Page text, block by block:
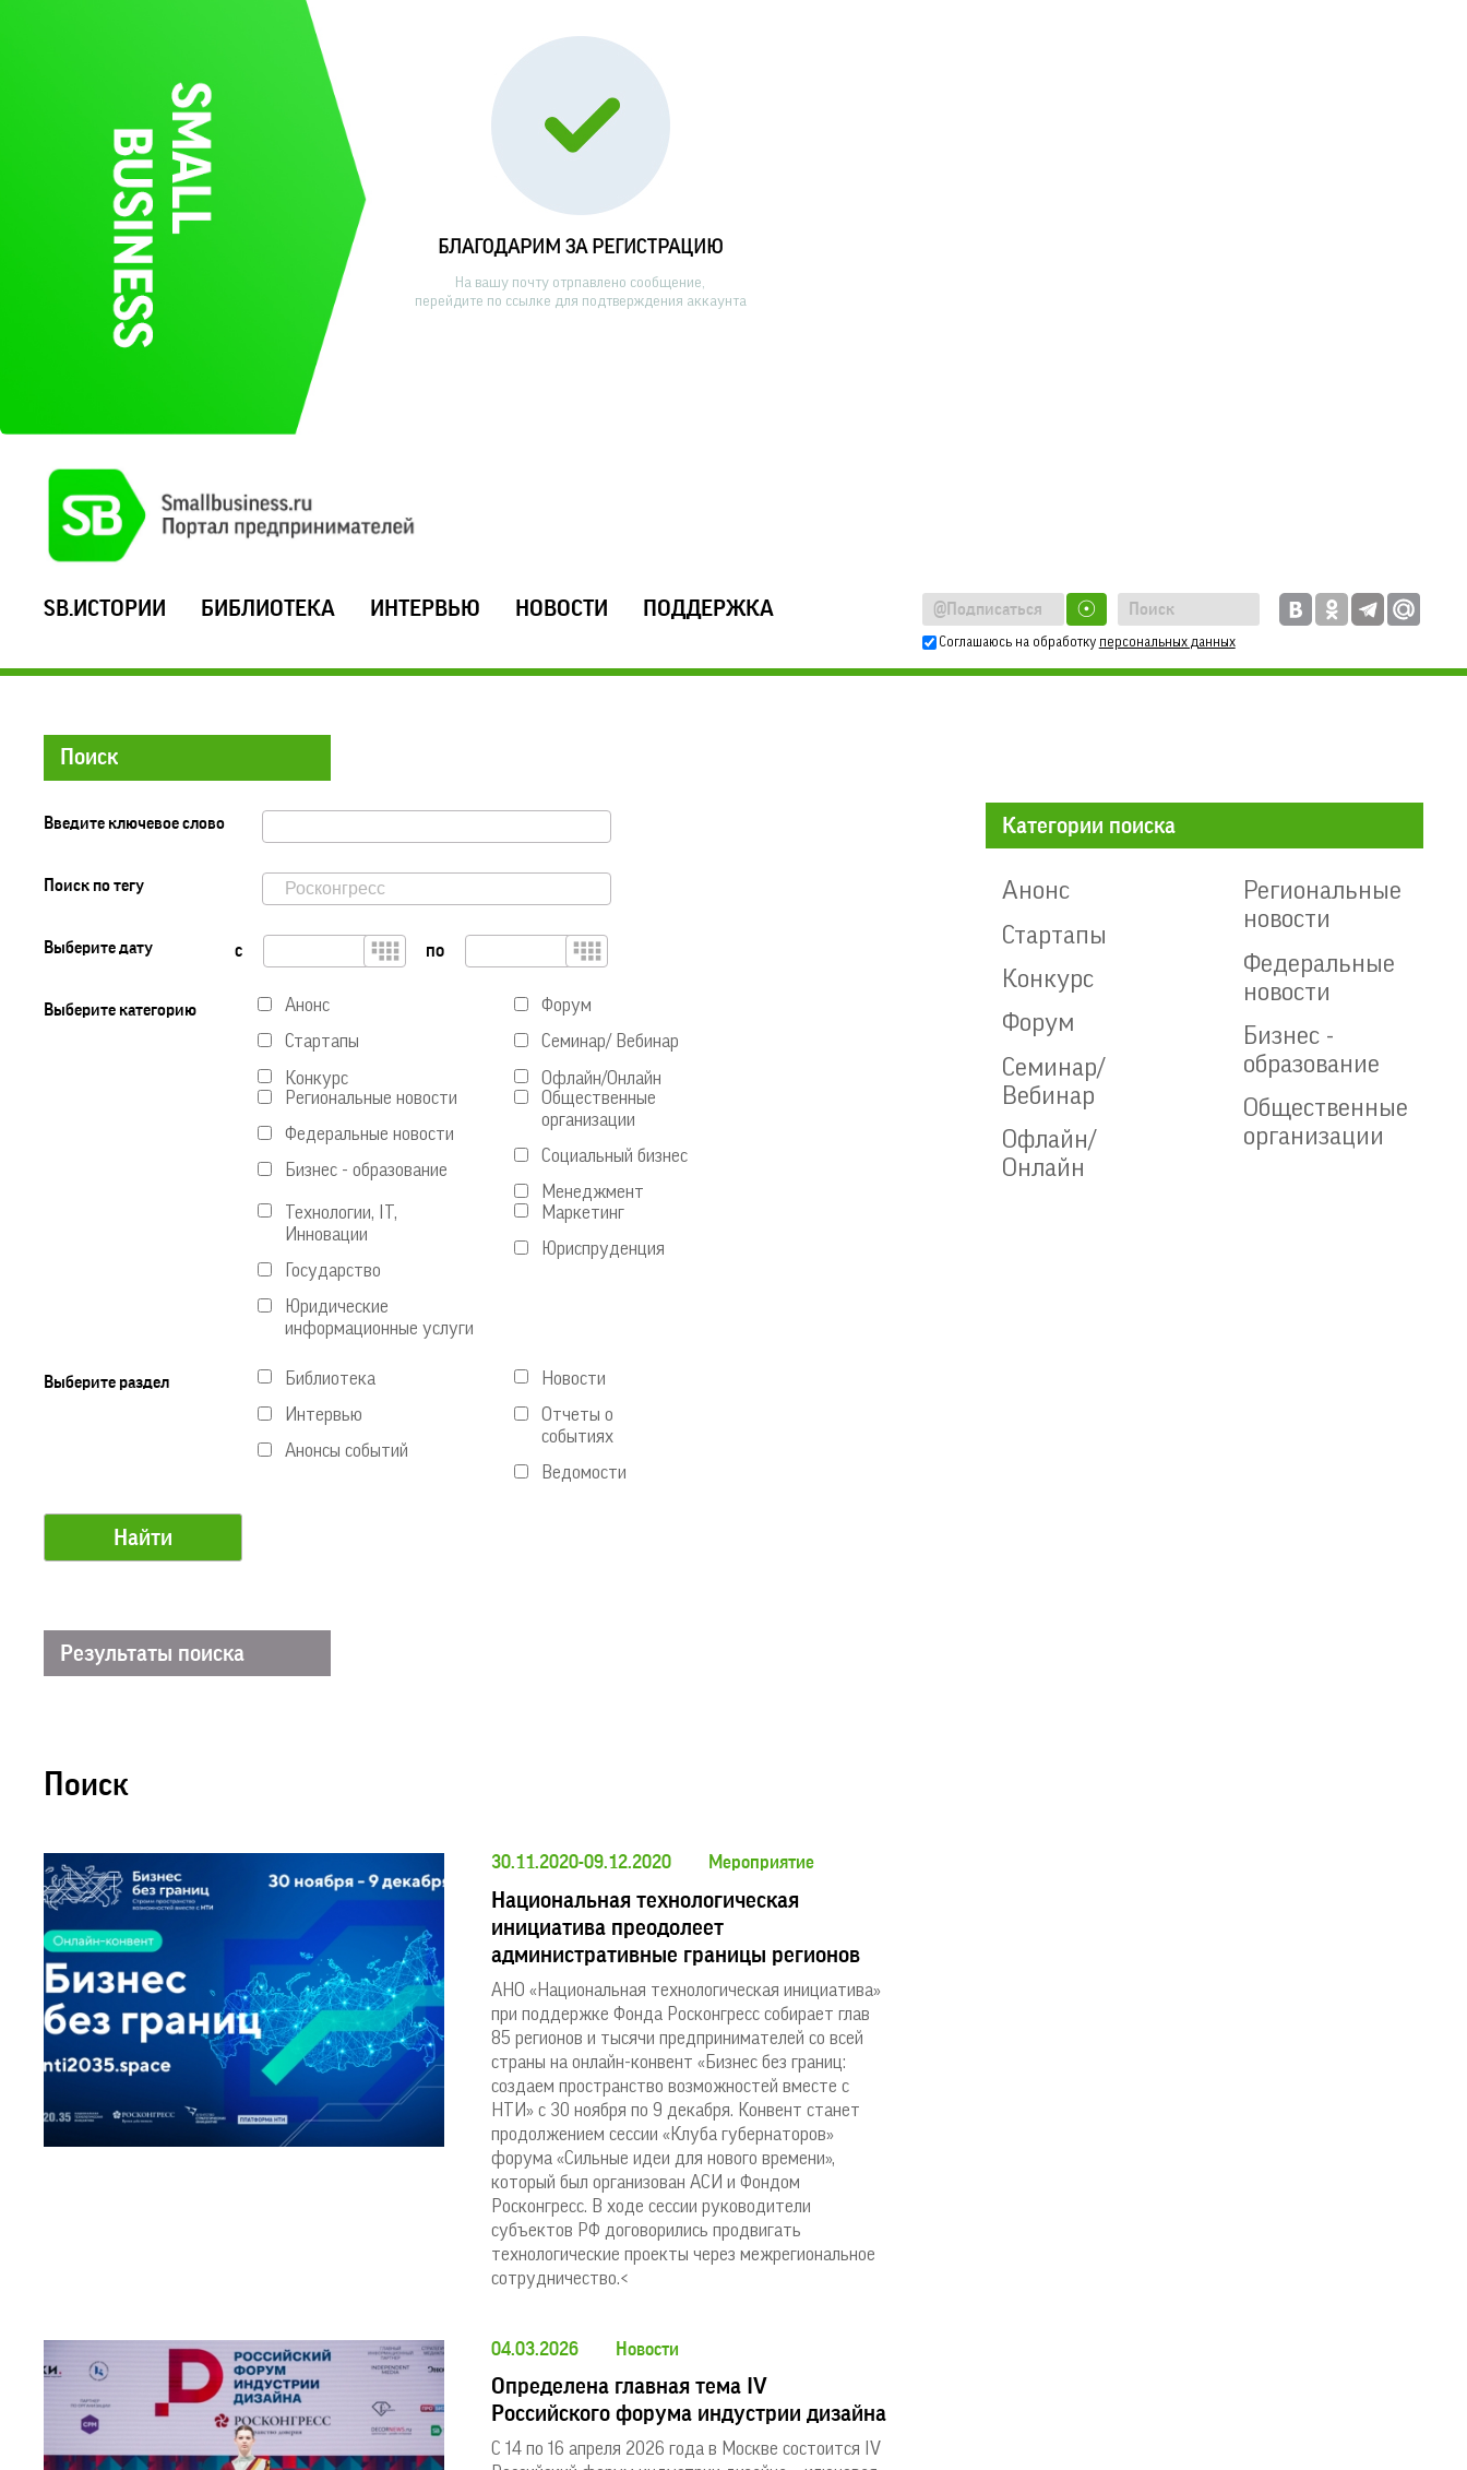
БЛАГОДАРИМ ЗА РЕГИСТРАЦИЮ
На вашу почту отрпавлено сообщение,
перейдите по ссылке для подтверждения аккаунта
SB.ИСТОРИИ БИБЛИОТЕКА ИНТЕРВЬЮ НОВОСТИ ПОДДЕРЖКА ☉
Соглашаюсь на обработку персональных данных
Поиск
Введите ключевое слово
Поиск по тегу
Выберите дату с по
Выберите категорию
Анонс
Стартапы
Конкурс
Форум
Семинар/ Вебинар
Офлайн/Онлайн
Региональные новости
Федеральные новости
Бизнес - образование
Общественные
организации
Социальный бизнес
Менеджмент
Технологии, IT,
Инновации
Государство
Юридические
информационные услуги
Маркетинг
Юриспруденция
Выберите раздел
Библиотека
Интервью
Анонсы событий
Новости
Отчеты о
событиях
Ведомости
Результаты поиска
Поиск
30.11.2020-09.12.2020 Мероприятие
Национальная технологическая
инициатива преодолеет
административные границы регионов
АНО «Национальная технологическая инициатива»
при поддержке Фонда Росконгресс собирает глав
85 регионов и тысячи предпринимателей со всей
страны на онлайн-конвент «Бизнес без границ:
создаем пространство возможностей вместе с
НТИ» с 30 ноября по 9 декабря. Конвент станет
продолжением сессии «Клуба губернаторов»
форума «Сильные идеи для нового времени»,
который был организован АСИ и Фондом
Росконгресс. В ходе сессии руководители
субъектов РФ договорились продвигать
технологические проекты через межрегиональное
сотрудничество.<
04.03.2026 Новости
Определена главная тема IV
Российского форума индустрии дизайна
С 14 по 16 апреля 2026 года в Москве состоится IV
Категории поиска
Анонс
Стартапы
Конкурс
Форум
Семинар/
Вебинар
Офлайн/
Онлайн
Региональные
новости
Федеральные
новости
Бизнес -
образование
Общественные
организации